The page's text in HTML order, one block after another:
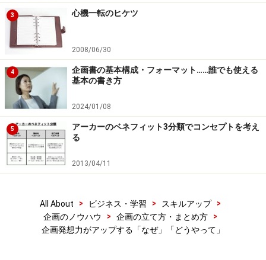
3 心機一転のヒケツ
2008/06/30
4
企画書の基本構成・フォーマット……誰でも使える
基本の書き方
2024/01/08
5
アーカーのベネフィット3分類でコンセプトを考え
る
2013/04/11
All About > ビジネス・学習 > スキルアップ
>
企画のノウハウ
> 企画の立て方・まとめ方
>
企画発想力がアップする「なぜ」「どうやって」